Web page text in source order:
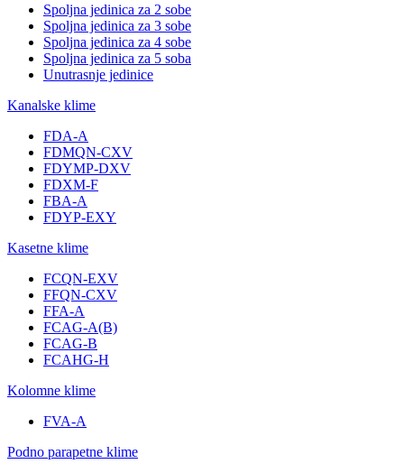
Spoljna jedinica za 2 sobe
Spoljna jedinica za 3 sobe
Spoljna jedinica za 4 sobe
Spoljna jedinica za 5 soba
Unutrasnje jedinice
Kanalske klime
FDA-A
FDMQN-CXV
FDYMP-DXV
FDXM-F
FBA-A
FDYP-EXY
Kasetne klime
FCQN-EXV
FFQN-CXV
FFA-A
FCAG-A(B)
FCAG-B
FCAHG-H
Kolomne klime
FVA-A
Podno parapetne klime